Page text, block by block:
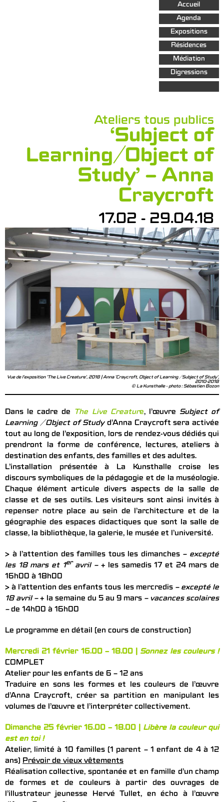
Aller au
contenu
principal
Accueil
Agenda
Expositions
Résidences
Médiation
Digressions
Ateliers tous publics
‘Subject of
Learning/Object of
Study’ – Anna
Craycroft
17.02 - 29.04.18
Vue de l'exposition 'The Live Creature', 2018 | Anna 'Craycroft, Object of Learning / Subject of Study',
2010-2018
© La Kunsthalle - photo : Sébastien Bozon
Dans le cadre de The Live Creature, l’œuvre Subject of
Learning / Object of Studyd’Anna Craycroft sera activée
tout au long de l’exposition, lors de rendez-vous dédiés qui
prendront la forme de conférence, lectures, ateliers à
destination des enfants, des familles et des adultes.
L’installation présentée à La Kunsthalle croise les
discours symboliques de la pédagogie et de la muséologie.
Chaque élément articule divers aspects de la salle de
classe et de ses outils. Les visiteurs sont ainsi invités à
repenser notre place au sein de l’architecture et de la
géographie des espaces didactiques que sont la salle de
classe, la bibliothèque, la galerie, le musée et l’université.
> à l’attention des familles tous les dimanches – excepté
les 18 mars et 1er avril –+ les samedis 17 et 24 mars de
16h00 à 18h00
> à l’attention des enfants tous les mercredis – excepté le
18 avril –+ la semaine du 5 au 9 mars – vacances scolaires
–de 14h00 à 16h00
Le programme en détail (en cours de construction)
Mercredi 21 février 16.00 – 18.00 | Sonnez les couleurs !
COMPLET
Atelier pour les enfants de 6 – 12 ans
Traduire en sons les formes et les couleurs de l’œuvre
d’Anna Craycroft, créer sa partition en manipulant les
volumes de l’œuvre et l’interpréter collectivement.
Dimanche 25 février 16.00 – 18.00 | Libère la couleur qui
est en toi !
Atelier, limité à 10 familles (1 parent – 1 enfant de 4 à 12
ans) Prévoir de vieux vêtements
Réalisation collective, spontanée et en famille d’un champ
de formes et de couleurs à partir des ouvrages de
l’illustrateur jeunesse Hervé Tullet, en écho à l’œuvre